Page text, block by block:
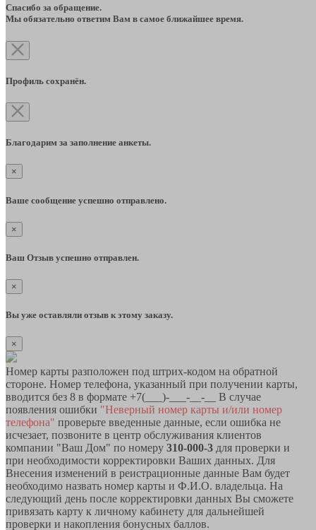
Спасибо за обращение.
Мы обязательно ответим Вам в самое ближайшее время.
Профиль сохранён.
Благодарим за заполнение анкеты.
×
Ваше сообщение успешно отправлено.
×
Ваш Отзыв успешно отправлен.
×
Вы уже оставляли отзыв к этому заказу.
×
Номер карты разположен под штрих-кодом на обратной
стороне. Номер телефона, указанный при получении карты,
вводится без 8 в формате +7(___)-___-__-__ В случае
появления ошибки "Неверный номер карты и/или номер
телефона" проверьте введенные данные, если ошибка не
исчезает, позвоните в центр обслуживания клиентов
компании "Ваш Дом" по номеру 310-000-3 для проверки и
при необходимости корректировки Ваших данных. Для
Внесения изменений в реистрационные данные Вам будет
необходимо назвать номер карты и Ф.И.О. владельца. На
следующий день после корректировки данных Вы сможете
привязать карту к личному кабинету для дальнейшей
проверки и накопления бонусных баллов.